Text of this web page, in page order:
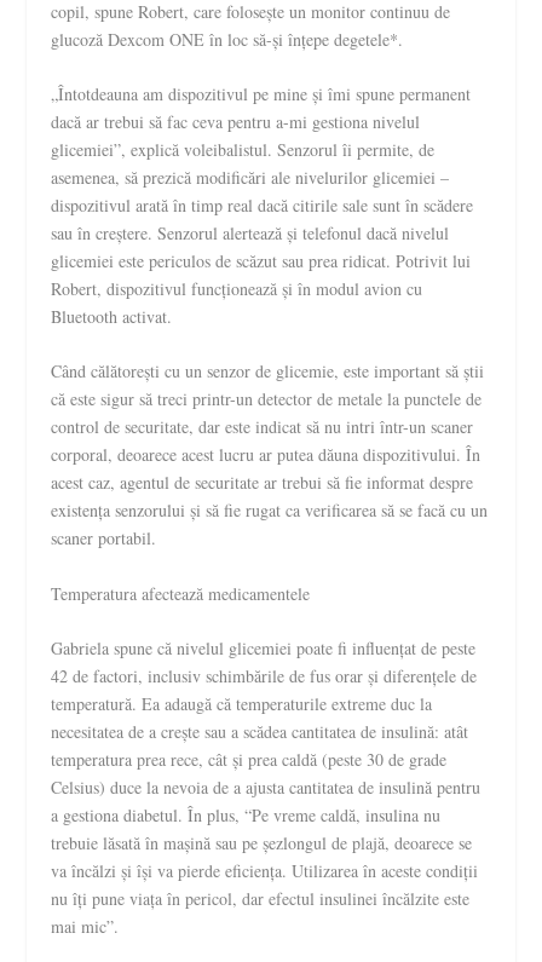
copil, spune Robert, care folosește un monitor continuu de
glucoză Dexcom ONE în loc să-și înțepe degetele*.
„Întotdeauna am dispozitivul pe mine și îmi spune permanent
dacă ar trebui să fac ceva pentru a-mi gestiona nivelul
glicemiei”, explică voleibalistul. Senzorul îi permite, de
asemenea, să prezică modificări ale nivelurilor glicemiei –
dispozitivul arată în timp real dacă citirile sale sunt în scădere
sau în creștere. Senzorul alertează și telefonul dacă nivelul
glicemiei este periculos de scăzut sau prea ridicat. Potrivit lui
Robert, dispozitivul funcționează și în modul avion cu
Bluetooth activat.
Când călătorești cu un senzor de glicemie, este important să știi
că este sigur să treci printr-un detector de metale la punctele de
control de securitate, dar este indicat să nu intri într-un scaner
corporal, deoarece acest lucru ar putea dăuna dispozitivului. În
acest caz, agentul de securitate ar trebui să fie informat despre
existența senzorului și să fie rugat ca verificarea să se facă cu un
scaner portabil.
Temperatura afectează medicamentele
Gabriela spune că nivelul glicemiei poate fi influențat de peste
42 de factori, inclusiv schimbările de fus orar și diferențele de
temperatură. Ea adaugă că temperaturile extreme duc la
necesitatea de a crește sau a scădea cantitatea de insulină: atât
temperatura prea rece, cât și prea caldă (peste 30 de grade
Celsius) duce la nevoia de a ajusta cantitatea de insulină pentru
a gestiona diabetul. În plus, “Pe vreme caldă, insulina nu
trebuie lăsată în mașină sau pe șezlongul de plajă, deoarece se
va încălzi și își va pierde eficiența. Utilizarea în aceste condiții
nu îți pune viața în pericol, dar efectul insulinei încălzite este
mai mic”.